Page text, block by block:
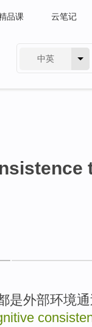
品课 云笔记
中英
是外部环境